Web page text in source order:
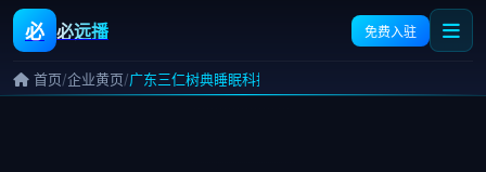
必 必远播 免费入驻
首页/企业黄页/广东三仁树典睡眠科技有限公司